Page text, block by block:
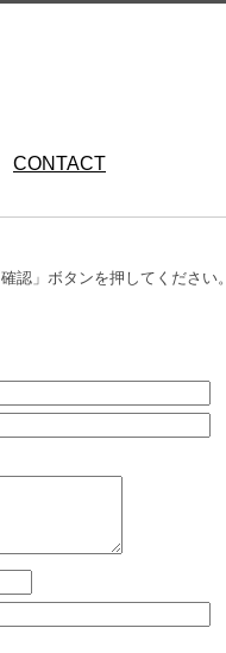
CONTACT
認」ボタンを押してください。